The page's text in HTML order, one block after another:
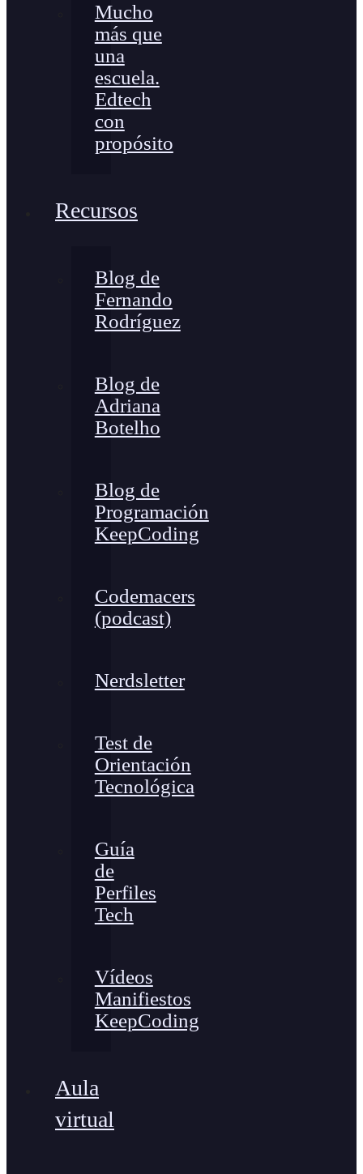
Mucho
más que
una
escuela.
Edtech
con
propósito
Recursos
Blog de
Fernando
Rodríguez
Blog de
Adriana
Botelho
Blog de
Programación
KeepCoding
Codemacers
(podcast)
Nerdsletter
Test de
Orientación
Tecnológica
Guía
de
Perfiles
Tech
Vídeos
Manifiestos
KeepCoding
Aula
virtual